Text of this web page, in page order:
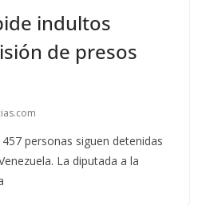
indultos
de presos
personas siguen detenidas
La diputada a la